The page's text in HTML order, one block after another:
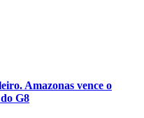
Amazonas vence o
G8